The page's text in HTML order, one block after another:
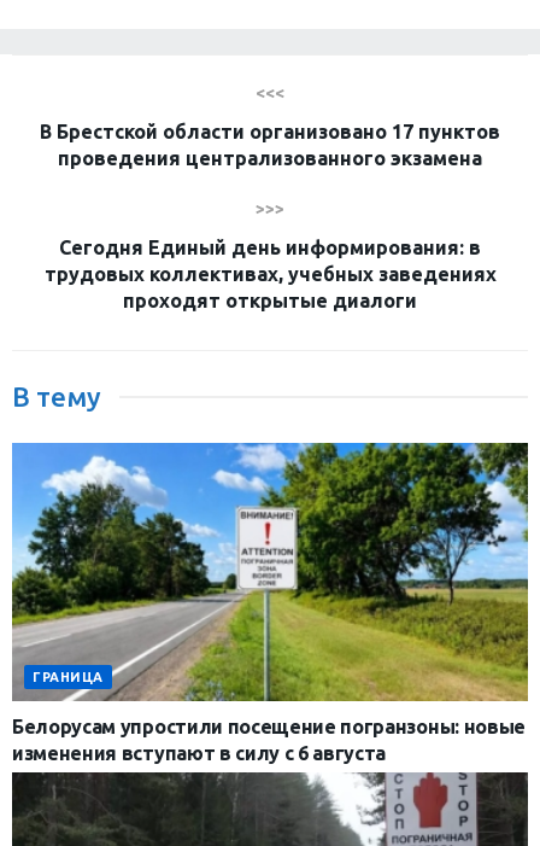
<<<
В Брестской области организовано 17 пунктов
проведения централизованного экзамена
>>>
Сегодня Единый день информирования: в
трудовых коллективах, учебных заведениях
проходят открытые диалоги
В тему
ГРАНИЦА
Белорусам упростили посещение погранзоны: новые
изменения вступают в силу с 6 августа